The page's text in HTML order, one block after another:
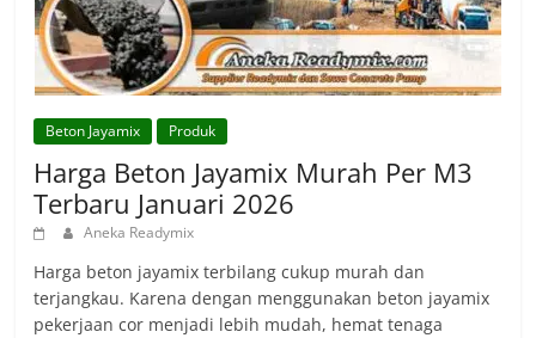
Beton Jayamix Produk
Harga Beton Jayamix Murah Per M3
Terbaru Januari 2026
Aneka Readymix
Harga beton jayamix terbilang cukup murah dan
terjangkau. Karena dengan menggunakan beton jayamix
pekerjaan cor menjadi lebih mudah, hemat tenaga